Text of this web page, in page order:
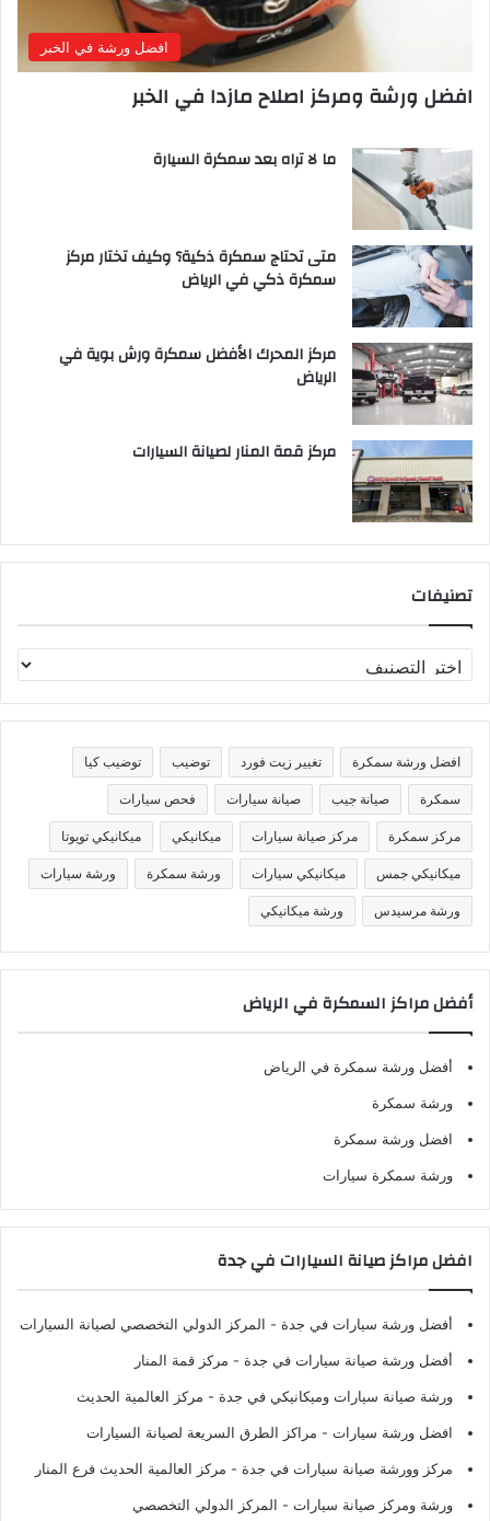
افضل ورشة في الخبر
افضل ورشة ومركز اصلاح مازدا في الخبر
ما لا تراه بعد سمكرة السيارة
متى تحتاج سمكرة ذكية؟ وكيف تختار مركز
سمكرة ذكي في الرياض
مركز المحرك الأفضل سمكرة ورش بوية في
الرياض
مركز قمة المنار لصيانة السيارات
تصنيفات
ص
ن
ف
ا
افضل ورشة سمكرة تغيير زيت فورد توضيب توضيب كيا
سمكرة صيانة جيب صيانة سيارات فحص سيارات
مركز سمكرة مركز صيانة سيارات ميكانيكي ميكانيكي تويوتا
ميكانيكي جمس ميكانيكي سيارات ورشة سمكرة ورشة سيارات
ورشة مرسيدس ورشة ميكانيكي
أفضل مراكز السمكرة في الرياض
أفضل ورشة سمكرة في الرياض
ورشة سمكرة
افضل ورشة سمكرة
ورشة سمكرة سيارات
افضل مراكز صيانة السيارات في جدة
أفضل ورشة سيارات في جدة - المركز الدولي التخصصي لصيانة السيارات
أفضل ورشة صيانة سيارات في جدة - مركز قمة المنار
ورشة صيانة سيارات وميكانيكي في جدة - مركز العالمية الحديث
افضل ورشة سيارات - مراكز الطرق السريعة لصيانة السيارات
مركز وورشة صيانة سيارات في جدة - مركز العالمية الحديث فرع المنار
ورشة ومركز صيانة سيارات - المركز الدولي التخصصي